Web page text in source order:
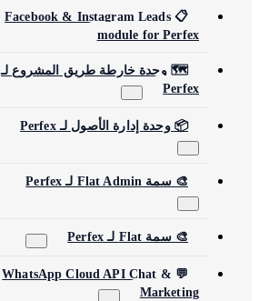
Rise CRM
🧩
⚙️
Automation & API
Security and third-party tools
Concord CRM
📋 Facebook & Instagram Leads
module for Perfex
🗺️ وحدة خارطة طريق المشروع لـ
Perfex
📦 وحدة إدارة الأصول لـ Perfex
🎨 سمة Flat Admin لـ Perfex
🎨 سمة Flat لـ Perfex
💬 WhatsApp Cloud API Chat &
Marketing